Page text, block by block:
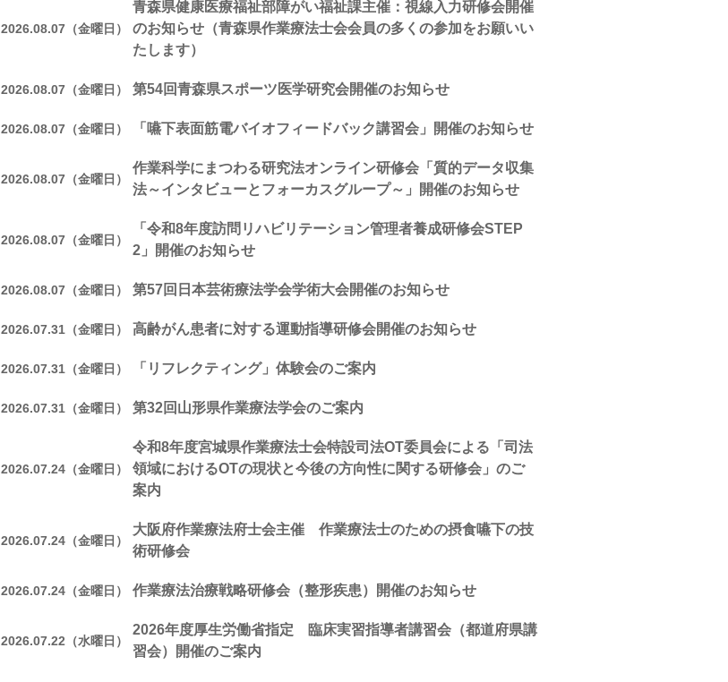
2026.08.07（金曜日）
青森県健康医療福祉部障がい福祉課主催：視線入力研修会開催
のお知らせ（青森県作業療法士会会員の多くの参加をお願いい
たします）
2026.08.07（金曜日） 第54回青森県スポーツ医学研究会開催のお知らせ
2026.08.07（金曜日） 「嚥下表面筋電バイオフィードバック講習会」開催のお知らせ
2026.08.07（金曜日）
作業科学にまつわる研究法オンライン研修会「質的データ収集
法～インタビューとフォーカスグループ～」開催のお知らせ
2026.08.07（金曜日）
「令和8年度訪問リハビリテーション管理者養成研修会STEP
2」開催のお知らせ
2026.08.07（金曜日） 第57回日本芸術療法学会学術大会開催のお知らせ
2026.07.31（金曜日） 高齢がん患者に対する運動指導研修会開催のお知らせ
2026.07.31（金曜日） 「リフレクティング」体験会のご案内
2026.07.31（金曜日） 第32回山形県作業療法学会のご案内
2026.07.24（金曜日）
令和8年度宮城県作業療法士会特設司法OT委員会による「司法
領域におけるOTの現状と今後の方向性に関する研修会」のご
案内
2026.07.24（金曜日）
大阪府作業療法府士会主催 作業療法士のための摂食嚥下の技
術研修会
2026.07.24（金曜日） 作業療法治療戦略研修会（整形疾患）開催のお知らせ
2026.07.22（水曜日）
2026年度厚生労働省指定 臨床実習指導者講習会（都道府県講
習会）開催のご案内